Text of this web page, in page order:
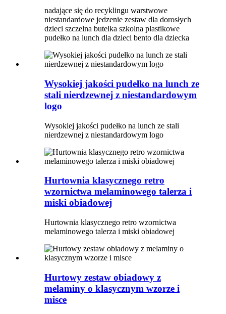
nadające się do recyklingu warstwowe
niestandardowe jedzenie zestaw dla dorosłych
dzieci szczelna butelka szkolna plastikowe
pudełko na lunch dla dzieci bento dla dziecka
Wysokiej jakości pudełko na lunch ze
stali nierdzewnej z niestandardowym
logo
Wysokiej jakości pudełko na lunch ze stali
nierdzewnej z niestandardowym logo
Hurtownia klasycznego retro
wzornictwa melaminowego talerza i
miski obiadowej
Hurtownia klasycznego retro wzornictwa
melaminowego talerza i miski obiadowej
Hurtowy zestaw obiadowy z
melaminy o klasycznym wzorze i
misce